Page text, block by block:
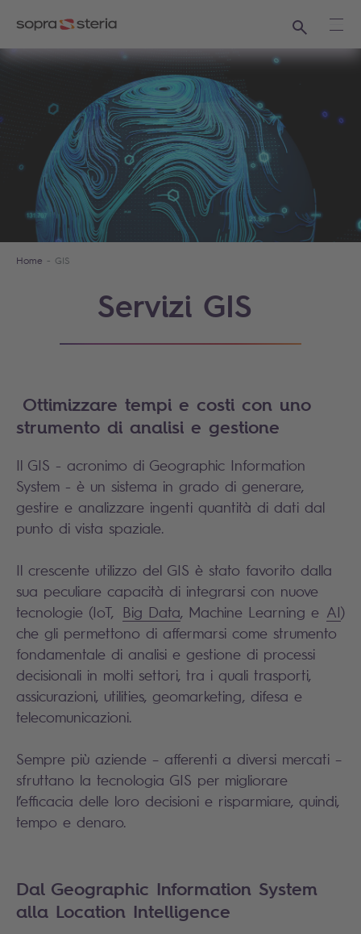
Ricerca
Home GIS
Servizi GIS
Ottimizzare tempi e costi con uno
strumento di analisi e gestione
Il GIS - acronimo di Geographic Information
System - è un sistema in grado di generare,
gestire e analizzare ingenti quantità di dati dal
punto di vista spaziale.
Il crescente utilizzo del GIS è stato favorito dalla
sua peculiare capacità di integrarsi con nuove
tecnologie (IoT, Big Data, Machine Learning e AI)
che gli permettono di affermarsi come strumento
fondamentale di analisi e gestione di processi
decisionali in molti settori, tra i quali trasporti,
assicurazioni, utilities, geomarketing, difesa e
telecomunicazioni.
Sempre più aziende – afferenti a diversi mercati –
sfruttano la tecnologia GIS per migliorare
l’efficacia delle loro decisioni e risparmiare, quindi,
tempo e denaro.
Dal Geographic Information System
alla Location Intelligence